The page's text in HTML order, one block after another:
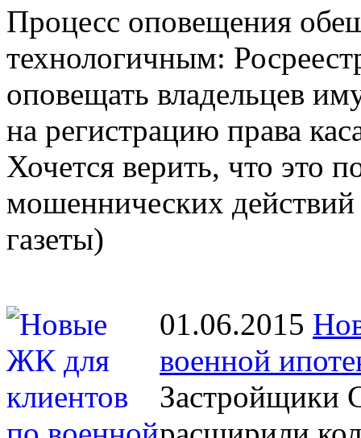
Процесс оповещения
технологичным:
оповещать владельцев
на регистрацию права
Хочется верить, что это
мошеннических
газеты)
01.06.2015
военной
Застройщики